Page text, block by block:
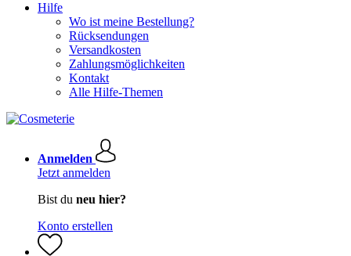
Hilfe
Wo ist meine Bestellung?
Rücksendungen
Versandkosten
Zahlungsmöglichkeiten
Kontakt
Alle Hilfe-Themen
Anmelden
Jetzt anmelden
Bist du neu hier?
Konto erstellen